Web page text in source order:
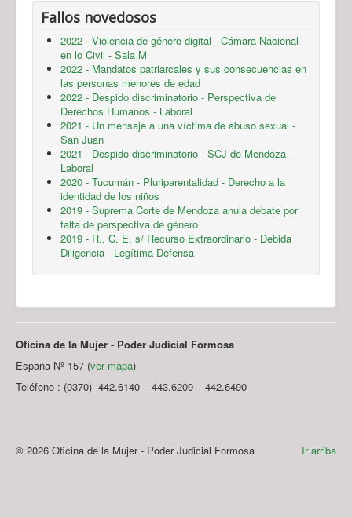
Fallos novedosos
2022 - Violencia de género digital - Cámara Nacional
en lo Civil - Sala M
2022 - Mandatos patriarcales y sus consecuencias en
las personas menores de edad
2022 - Despido discriminatorio - Perspectiva de
Derechos Humanos - Laboral
2021 - Un mensaje a una víctima de abuso sexual -
San Juan
2021 - Despido discriminatorio - SCJ de Mendoza -
Laboral
2020 - Tucumán - Pluriparentalidad - Derecho a la
identidad de los niños
2019 - Suprema Corte de Mendoza anula debate por
falta de perspectiva de género
2019 - R., C. E. s/ Recurso Extraordinario - Debida
Diligencia - Legítima Defensa
Oficina de la Mujer - Poder Judicial Formosa
España Nº 157 (ver mapa)
Teléfono : (0370) 442.6140 – 443.6209 – 442.6490
Ir arriba
© 2026 Oficina de la Mujer - Poder Judicial Formosa